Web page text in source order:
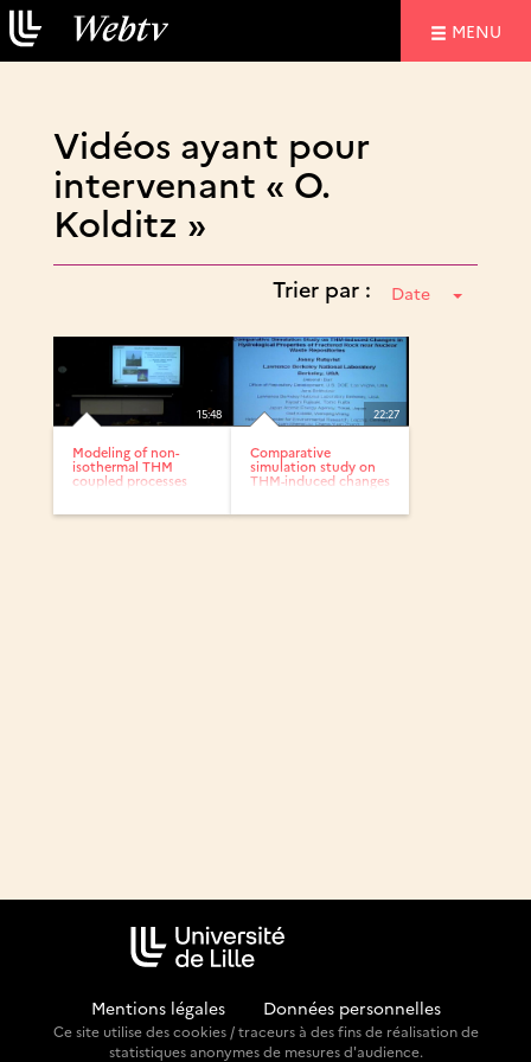
MENU
Vidéos ayant pour
intervenant « O.
Kolditz »
Trier par : Date
15:48
Modeling of non-
isothermal THM
coupled processes
22:27
Comparative
simulation study on
THM-induced changes
Mentions légales Données personnelles
Ce site utilise des cookies / traceurs à des fins de réalisation de
statistiques anonymes de mesures d'audience.